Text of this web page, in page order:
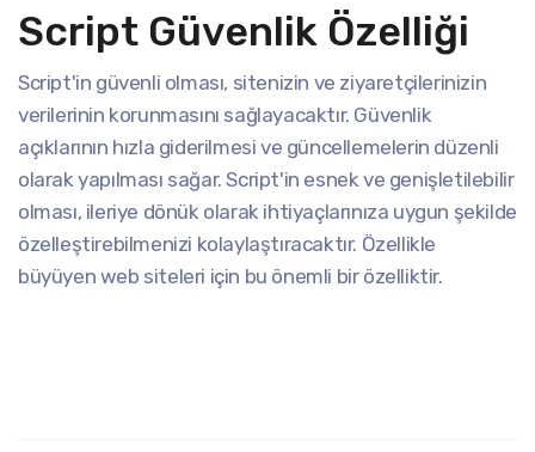
Script Güvenlik Özelliği
Script'in güvenli olması, sitenizin ve ziyaretçilerinizin
verilerinin korunmasını sağlayacaktır. Güvenlik
açıklarının hızla giderilmesi ve güncellemelerin düzenli
olarak yapılması sağar. Script'in esnek ve genişletilebilir
olması, ileriye dönük olarak ihtiyaçlarınıza uygun şekilde
özelleştirebilmenizi kolaylaştıracaktır. Özellikle
büyüyen web siteleri için bu önemli bir özelliktir.